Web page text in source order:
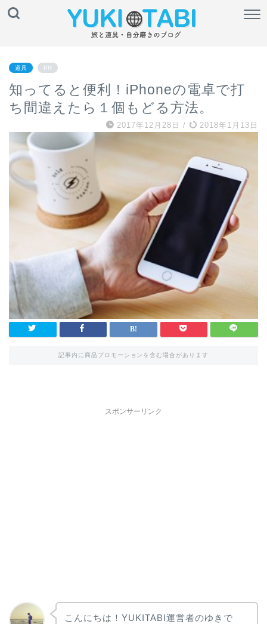
道具 PR
知ってると便利！iPhoneの電卓で打
ち間違えたら１個もどる方法。
2017年12月28日 / 2018年1月13日
記事内に商品プロモーションを含む場合があります
スポンサーリンク
こんにちは！YUKITABI運営者のゆきで